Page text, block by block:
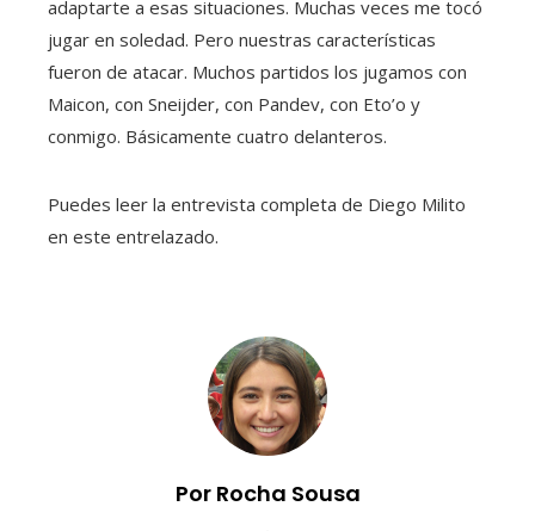
adaptarte a esas situaciones. Muchas veces me tocó
jugar en soledad. Pero nuestras características
fueron de atacar. Muchos partidos los jugamos con
Maicon, con Sneijder, con Pandev, con Eto’o y
conmigo. Básicamente cuatro delanteros.
Puedes leer la entrevista completa de Diego Milito
en este entrelazado.
Por Rocha Sousa